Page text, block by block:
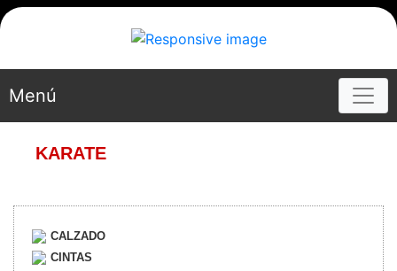
Menú
KARATE
CALZADO
CINTAS